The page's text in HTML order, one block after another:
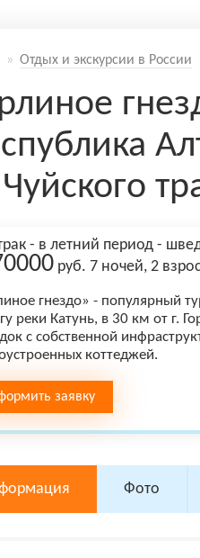
» Отдых и экскурсии в России
- в летний период -
руб. 7 ночей, 2
гнездо» - популярный
реки Катунь, в 30 км от г.
с собственной
коттеджей.
заявку
Фото